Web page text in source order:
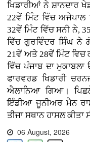
ਖਿਡਾਰੀਆਂ ਨੇ ਸ਼ਾਨਦਾਰ
22ਵੇਂ ਮਿੰਟ ਵਿੱਚ
32ਵੇਂ ਮਿੰਟ ਵਿੱਚ ਸਨੀ ਨੇ,
ਵਿੱਚ ਗੁਰਵਿੰਦਰ ਸਿੰਘ ਨੇ
21ਵੇਂ ਅਤੇ 28ਵੇਂ ਮਿੰਟ
ਵਿੱਚ ਪੰਜਾਬ ਦਾ
ਫਾਰਵਰਡ ਖਿਡਾਰੀ
ਐਲਾਨਿਆ ਗਿਆ।
ਇੰਡੀਆ ਜੂਨੀਅਰ ਮੈਨ
ਤੀਜਾ ਸਥਾਨ ਹਾਸਲ ਕੀਤਾ
06 August, 2026